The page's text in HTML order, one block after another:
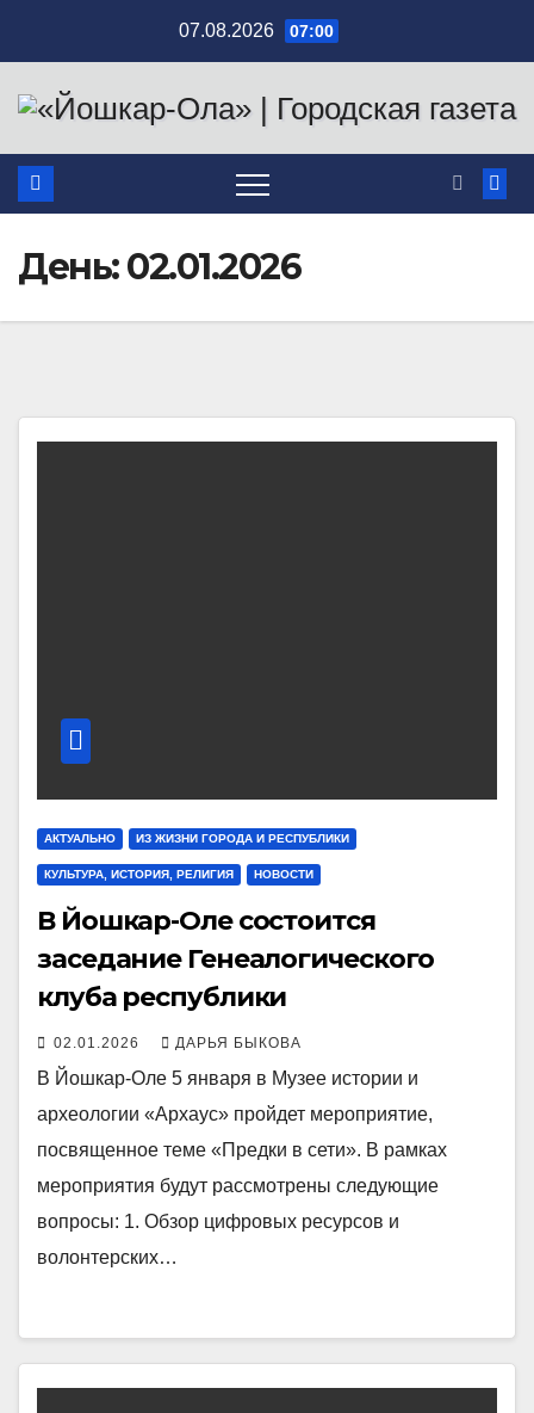
содержимому
07.08.2026 07:00
День:02.01.2026
АКТУАЛЬНО ИЗ ЖИЗНИ ГОРОДА И РЕСПУБЛИКИ
КУЛЬТУРА, ИСТОРИЯ, РЕЛИГИЯ НОВОСТИ
В Йошкар-Оле состоится
заседание Генеалогического
клуба республики
02.01.2026 ДАРЬЯ БЫКОВА
В Йошкар-Оле 5 января в Музее истории и
археологии «Архаус» пройдет мероприятие,
посвященное теме «Предки в сети». В рамках
мероприятия будут рассмотрены следующие
вопросы: 1. Обзор цифровых ресурсов и
волонтерских…